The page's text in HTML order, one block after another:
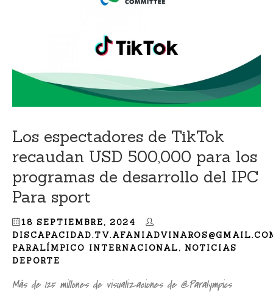
Los espectadores de TikTok
recaudan USD 500,000 para los
programas de desarrollo del IPC
Para sport
18 SEPTIEMBRE, 2024
PARALÍMPICO INTERNACIONAL, NOTICIAS
DEPORTE
Más de 125 millones de visualizaciones de @Paralympics